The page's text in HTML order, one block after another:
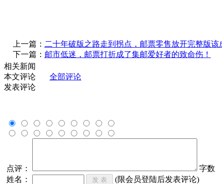
上一篇： 二十年破版之路走到拐点，邮票零售放开完整版该
下一篇： 邮市低迷，邮票打折成了集邮爱好者的致命伤！
相关新闻
本文评论
全部评论
发表评论
点评：
字数
姓名：
(限会员登陆后发表评论)